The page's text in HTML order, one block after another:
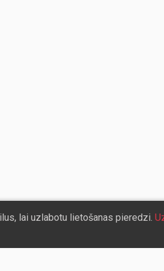
lai uzlabotu lietošanas pieredzi.